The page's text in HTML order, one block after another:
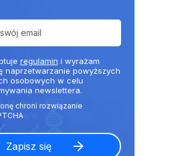
regulamin i wyrażam
naprzetwarzanie powyższych
osobowych w celu
newslettera.